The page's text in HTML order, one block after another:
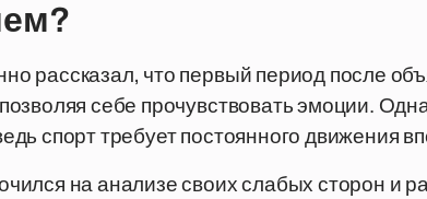
рассказал, что первый период после
себе прочувствовать эмоции.
спорт требует постоянного движения
на анализе своих слабых сторон и